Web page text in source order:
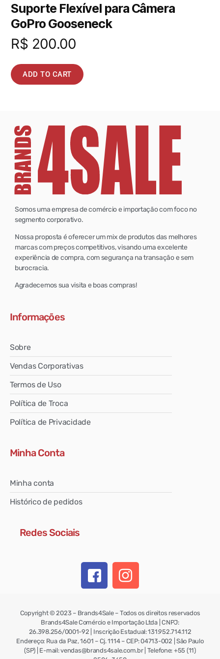
Suporte Flexível para Câmera
GoPro Gooseneck
R$ 200.00
ADD TO CART
Somos uma empresa de comércio e importação com foco no
segmento corporativo.
Nossa proposta é oferecer um mix de produtos das melhores
marcas com preços competitivos, visando uma excelente
experiência de compra, com segurança na transação e sem
burocracia.
Agradecemos sua visita e boas compras!
Informações
Sobre
Vendas Corporativas
Termos de Uso
Política de Troca
Política de Privacidade
Minha Conta
Minha conta
Histórico de pedidos
Redes Sociais
Copyright © 2023 – Brands4Sale – Todos os direitos reservados
Brands4Sale Comércio e Importação Ltda | CNPJ:
26.398.256/0001-92 | Inscrição Estadual: 131.952.714.112
Endereço: Rua da Paz, 1601 – Cj. 1114 – CEP: 04713-002 | São Paulo
(SP) | E-mail: vendas@brands4sale.com.br | Telefone: +55 (11)